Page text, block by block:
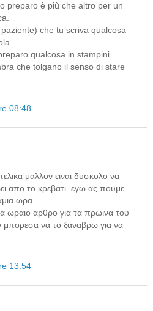
preparo è più che altro per un
che tu scriva qualcosa
qualcosa in stampini
che tolgano il senso di stare
08:48
μαλλον ειναι δυσκολο να
απο το κρεβατι. εγω ας πουμε
ωρα.
ωραιο αρθρο για τα πρωινα του
να το ξαναβρω για να
13:54